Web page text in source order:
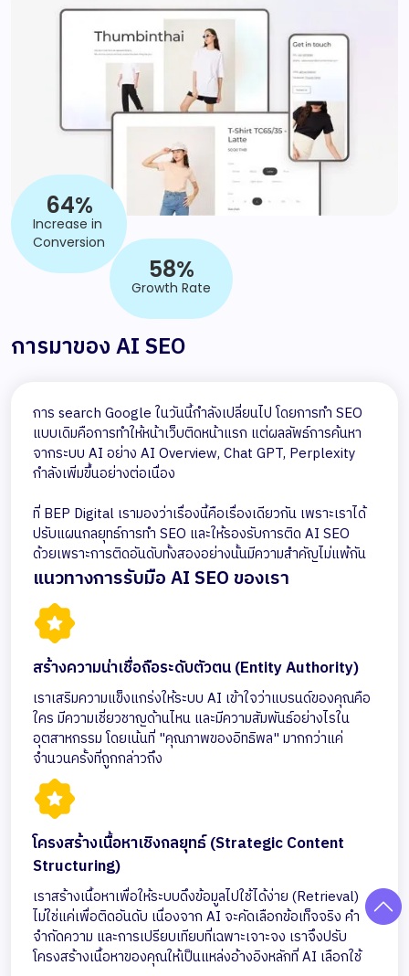
64%
Increase in
Conversion
58%
Growth Rate
การมาของ AI SEO
การ search Google ในวันนี้กำลังเปลี่ยนไป โดยการทำ SEO
แบบเดิมคือการทำให้หน้าเว็บติดหน้าแรก แต่ผลลัพธ์การค้นหา
จากระบบ AI อย่าง AI Overview, Chat GPT, Perplexity
กำลังเพิ่มขึ้นอย่างต่อเนื่อง
ที่ BEP Digital เรามองว่าเรื่องนี้คือเรื่องเดียวกัน เพราะเราได้
ปรับแผนกลยุทธ์การทำ SEO และให้รองรับการติด AI SEO
ด้วยเพราะการติดอันดับทั้งสองอย่างนั้นมีความสำคัญไม่แพ้กัน
แนวทางการรับมือ AI SEO ของเรา
สร้างความน่าเชื่อถือระดับตัวตน (Entity Authority)
เราเสริมความแข็งแกร่งให้ระบบ AI เข้าใจว่าแบรนด์ของคุณคือ
ใคร มีความเชี่ยวชาญด้านไหน และมีความสัมพันธ์อย่างไรใน
อุตสาหกรรม โดยเน้นที่ "คุณภาพของอิทธิพล" มากกว่าแค่
จำนวนครั้งที่ถูกกล่าวถึง
โครงสร้างเนื้อหาเชิงกลยุทธ์ (Strategic Content
Structuring)
เราสร้างเนื้อหาเพื่อให้ระบบดึงข้อมูลไปใช้ได้ง่าย (Retrieval)
ไม่ใช่แค่เพื่อติดอันดับ เนื่องจาก AI จะคัดเลือกข้อเท็จจริง คำ
จำกัดความ และการเปรียบเทียบที่เฉพาะเจาะจง เราจึงปรับ
โครงสร้างเนื้อหาของคุณให้เป็นแหล่งอ้างอิงหลักที่ AI เลือกใช้